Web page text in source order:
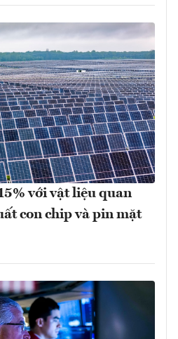
với vật liệu quan
con chip và pin mặt